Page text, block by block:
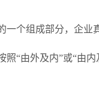
一个组成部分，企
照“由外及内”或“由